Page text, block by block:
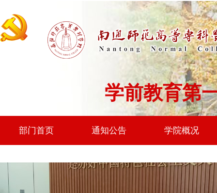
学前教育第
部门首页 通知公告 学院概况